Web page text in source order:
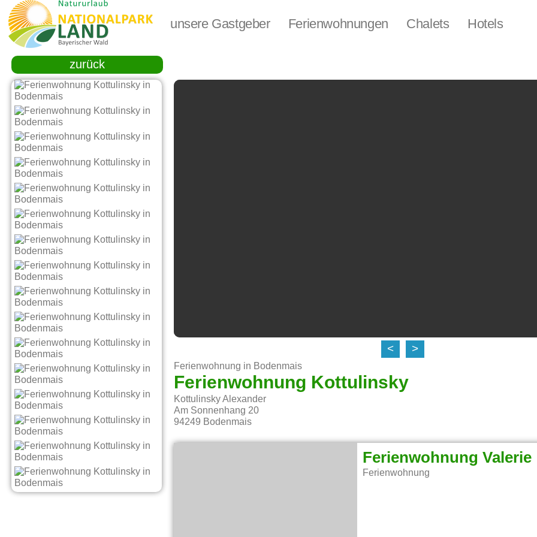
unsere Gastgeber Ferienwohnungen Chalets Hotels
zurück
< >
Ferienwohnung in Bodenmais
Ferienwohnung Kottulinsky
Kottulinsky Alexander
Am Sonnenhang 20
94249 Bodenmais
Ferienwohnung Valerie
Ferienwohnung